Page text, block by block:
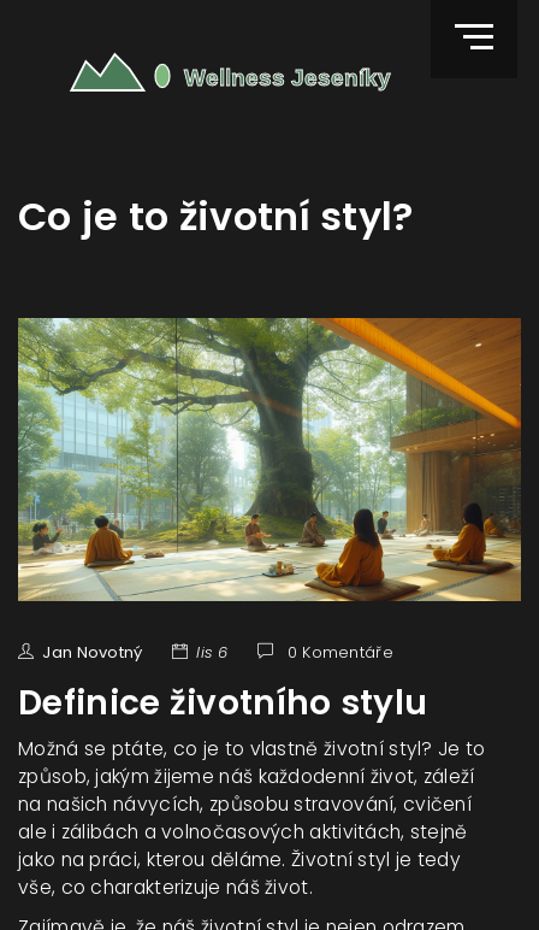
Co je to životní styl?
Jan Novotný lis 6 0 Komentáře
Definice životního stylu
Možná se ptáte, co je to vlastně životní styl? Je to
způsob, jakým žijeme náš každodenní život, záleží
na našich návycích, způsobu stravování, cvičení
ale i zálibách a volnočasových aktivitách, stejně
jako na práci, kterou děláme. Životní styl je tedy
vše, co charakterizuje náš život.